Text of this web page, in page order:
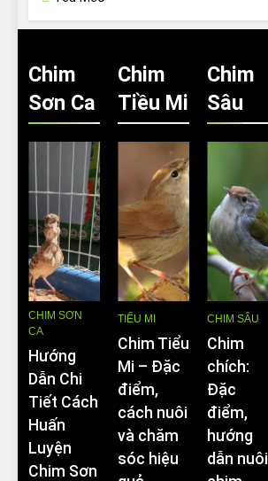
Chim
Sơn Ca
CHIM SƠN
CA
Hướng
Dẫn Chi
Tiết Cách
Huấn
Luyện
Chim Sơn
Chim
Tiều Mi
TIỂU MI
Chim Tiểu
Mi – Đặc
điểm,
cách nuôi
và chăm
sóc hiệu
Chim
Sâu
CHIM SÂU
Chim
chích:
Đặc
điểm,
hướng
dẫn nuôi